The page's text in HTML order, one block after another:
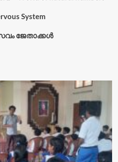
System
ജേതാക്കൾ